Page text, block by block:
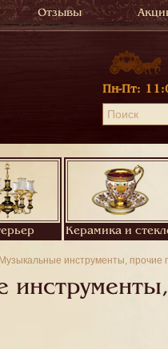
Отзывы
Пн-Пт:
Керамика и
Музыкальные инструменты,